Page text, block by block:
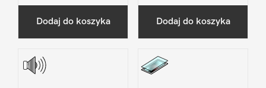
Dodaj do koszyka Dodaj do koszyka